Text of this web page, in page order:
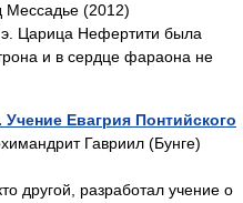
Мессадье (2012)
э. Царица Нефертити была
и в сердце фараона не
Евагрия Понтийского
Гавриил (Бунге)
другой, разработал учение о